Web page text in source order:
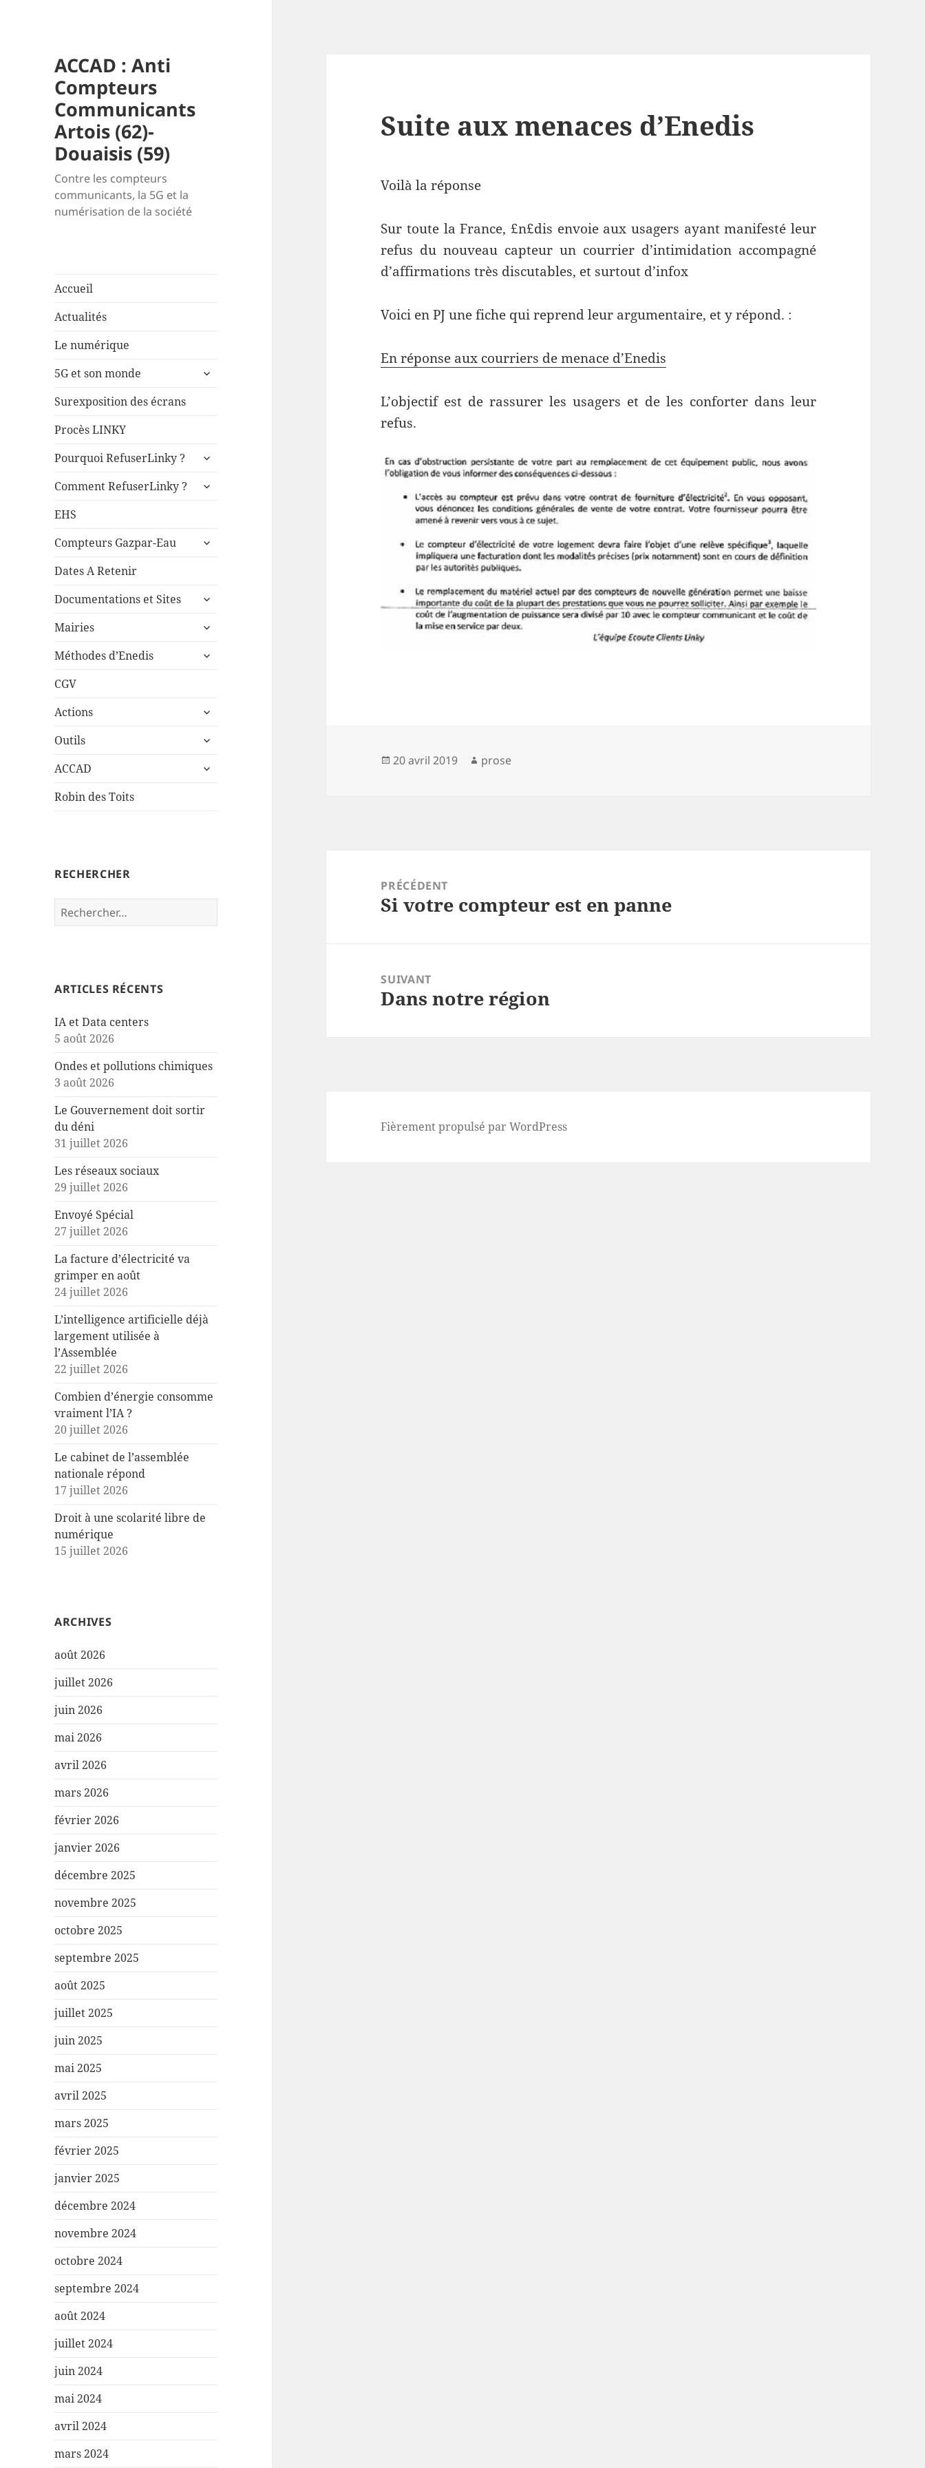
ACCAD : Anti
Compteurs
Communicants
Artois (62)-
Douaisis (59)
Contre les compteurs
communicants, la 5G et la
numérisation de la société
Accueil
Actualités
Le numérique
5G et son monde
ouvrir
Surexposition des écrans
Procès LINKY
Pourquoi RefuserLinky ?
ouvrir
sous-
Comment RefuserLinky ?
ouvrir
EHS
Compteurs Gazpar-Eau
ouvrir
Dates A Retenir
Documentations et Sites
ouvrir
sous-
Mairies
ouvrir
sous-
Méthodes d’Enedis
ouvrir
CGV
Actions
ouvrir
sous-
Outils
ouvrir
sous-
ACCAD
ouvrir
Robin des Toits
RECHERCHER
Rechercher :
ARTICLES RÉCENTS
IA et Data centers
5 août 2026
Ondes et pollutions chimiques
3 août 2026
Le Gouvernement doit sortir
du déni
31 juillet 2026
Les réseaux sociaux
29 juillet 2026
Envoyé Spécial
27 juillet 2026
La facture d’électricité va
grimper en août
24 juillet 2026
L’intelligence artificielle déjà
largement utilisée à
l’Assemblée
22 juillet 2026
Combien d’énergie consomme
vraiment l’IA ?
20 juillet 2026
Le cabinet de l’assemblée
nationale répond
17 juillet 2026
Droit à une scolarité libre de
numérique
15 juillet 2026
ARCHIVES
août 2026
juillet 2026
juin 2026
mai 2026
avril 2026
mars 2026
février 2026
janvier 2026
décembre 2025
novembre 2025
octobre 2025
septembre 2025
août 2025
juillet 2025
juin 2025
mai 2025
avril 2025
mars 2025
février 2025
janvier 2025
décembre 2024
novembre 2024
octobre 2024
septembre 2024
août 2024
juillet 2024
juin 2024
mai 2024
avril 2024
mars 2024
Suite aux menaces d’Enedis
Voilà la réponse
Sur toute la France, £n£dis envoie aux usagers ayant manifesté leur
refus du nouveau capteur un courrier d’intimidation accompagné
d’affirmations très discutables, et surtout d’infox
Voici en PJ une fiche qui reprend leur argumentaire, et y répond. :
En réponse aux courriers de menace d’Enedis
L’objectif est de rassurer les usagers et de les conforter dans leur
refus.
Publié
20 avril 2019 Auteur
prose
PRÉCÉDENT
Article
Si votre compteur est en panne
SUIVANT
Article
Dans notre région
Fièrement propulsé par WordPress